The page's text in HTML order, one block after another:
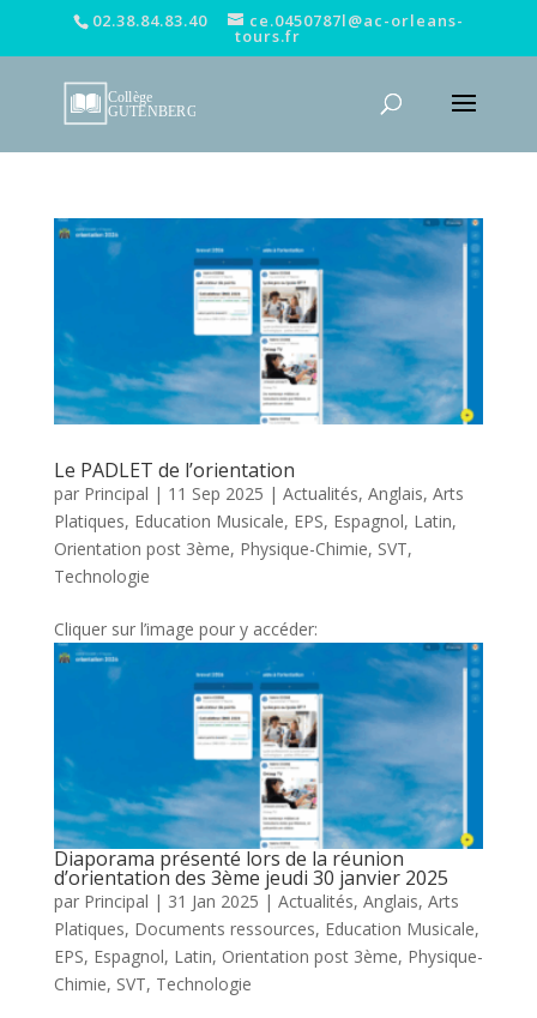
02.38.84.83.40 ce.0450787l@ac-orleans-
tours.fr
Le PADLET de l’orientation
par Principal | 11 Sep 2025 | Actualités, Anglais, Arts
Platiques, Education Musicale, EPS, Espagnol, Latin,
Orientation post 3ème, Physique-Chimie, SVT,
Technologie
Cliquer sur l’image pour y accéder:
Diaporama présenté lors de la réunion
d’orientation des 3ème jeudi 30 janvier 2025
par Principal | 31 Jan 2025 | Actualités, Anglais, Arts
Platiques, Documents ressources, Education Musicale,
EPS, Espagnol, Latin, Orientation post 3ème, Physique-
Chimie, SVT, Technologie